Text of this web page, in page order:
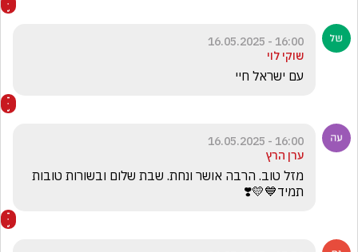
16:00 - 16.05.2025
שוקי לוי
עם ישראל חיי
16:00 - 16.05.2025
ערן הרץ
תמיד💙💛❣️